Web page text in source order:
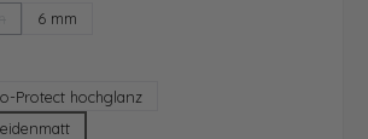
Option ist zurzeit nicht verfügbar.)
6 mm
Protect hochglanz